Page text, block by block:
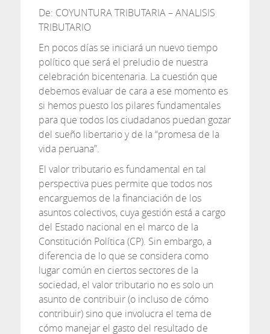
De: COYUNTURA TRIBUTARIA – ANALISIS
TRIBUTARIO
En pocos días se iniciará un nuevo tiempo
político que será el preludio de nuestra
celebración bicentenaria. La cuestión que
debemos evaluar de cara a ese momento es
si hemos puesto los pilares fundamentales
para que todos los ciudadanos puedan gozar
del sueño libertario y de la “promesa de la
vida peruana”.
El valor tributario es fundamental en tal
perspectiva pues permite que todos nos
encarguemos de la financiación de los
asuntos colectivos, cuya gestión está a cargo
del Estado nacional en el marco de la
Constitución Política (CP). Sin embargo, a
diferencia de lo que se considera como
lugar común en ciertos sectores de la
sociedad, el valor tributario no es solo un
asunto de contribuir (o incluso de cómo
contribuir) sino que involucra el tema de
cómo manejar el gasto del resultado de